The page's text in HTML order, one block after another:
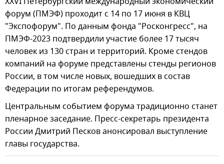
форум (ПМЭФ) проходит с 14 по 17 июня в КВЦ
"Экспофорум". По данным фонда "Росконгресс", на
ПМЭФ-2023 подтвердили участие более 17 тысяч
человек из 130 стран и территорий. Кроме стендов
компаний на форуме представлены стенды регионов
России, в том числе новых, вошедших в состав
Федерации по итогам референдумов.
Центральным событием форума традиционно станет
пленарное заседание. Пресс-секретарь президента
России Дмитрий Песков анонсировал выступление
главы государства.